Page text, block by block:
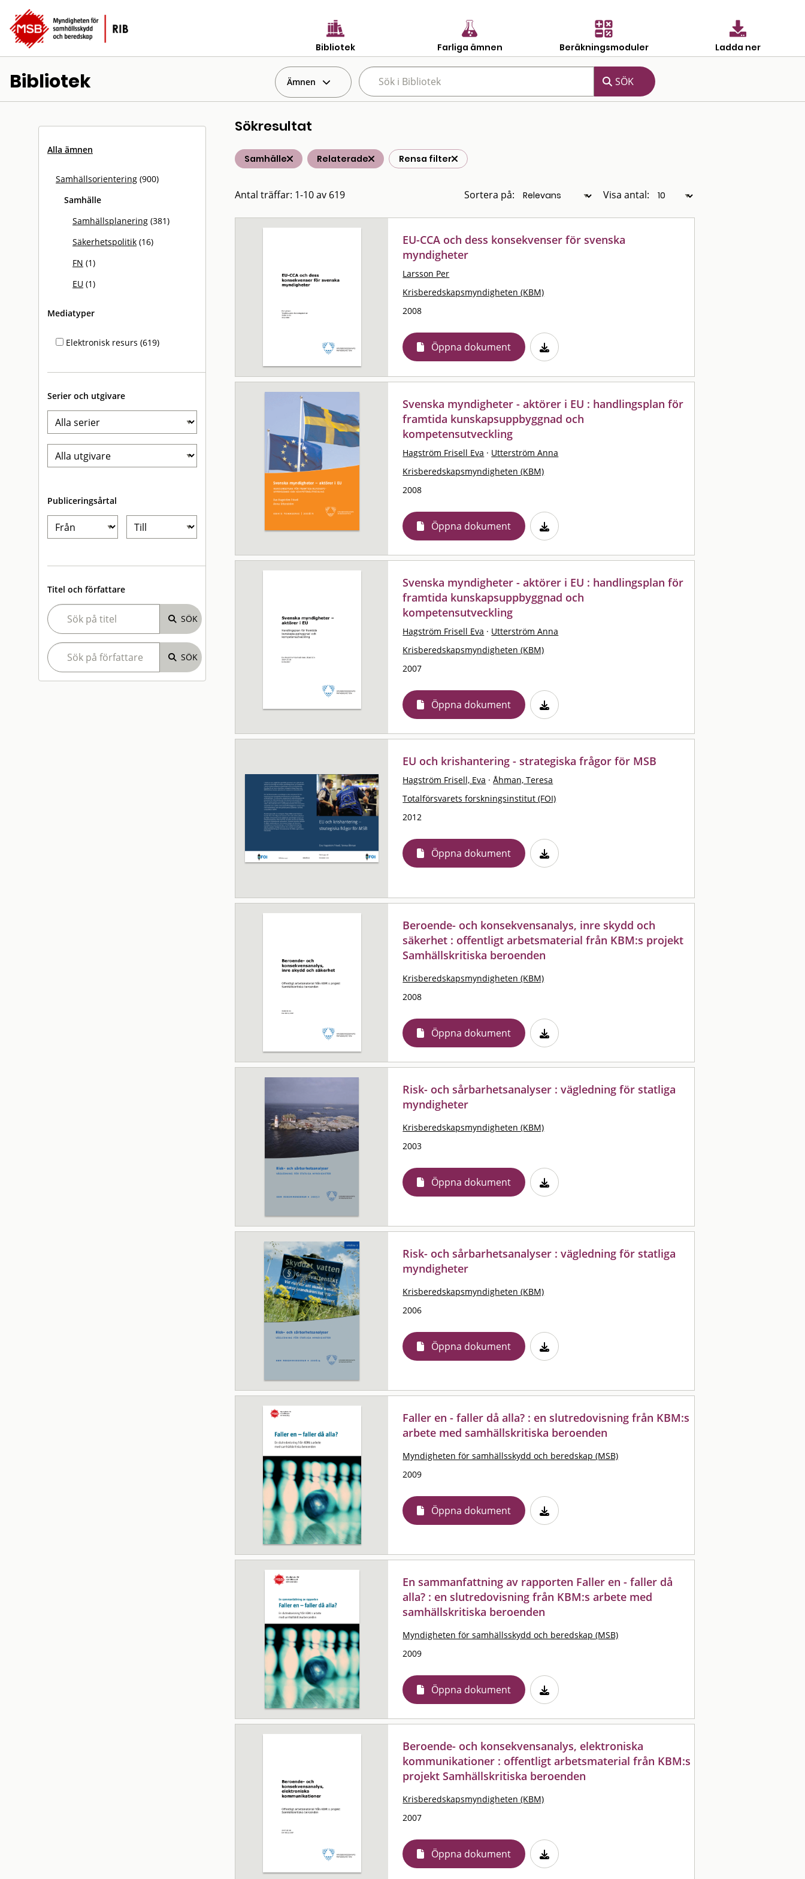
Bibliotek Farliga ämnen Beräkningsmoduler Ladda ner
Bibliotek Ämnen
Alla ämnen
Samhällsorientering (900)
Samhälle
Samhällsplanering (381)
Säkerhetspolitik (16)
FN (1)
EU (1)
Mediatyper
Elektronisk resurs (619)
Serier och utgivare
Publiceringsårtal
Titel och författare
Sökresultat
Samhälle Relaterade Rensa filter
Antal träffar: 1-10 av 619 Sortera på: Visa antal:
EU-CCA och dess konsekvenser för svenska
myndigheter
Larsson Per
Krisberedskapsmyndigheten (KBM)
2008
Öppna dokument
Svenska myndigheter - aktörer i EU : handlingsplan för
framtida kunskapsuppbyggnad och
kompetensutveckling
Hagström Frisell Eva · Utterström Anna
Krisberedskapsmyndigheten (KBM)
2008
Öppna dokument
Svenska myndigheter - aktörer i EU : handlingsplan för
framtida kunskapsuppbyggnad och
kompetensutveckling
Hagström Frisell Eva · Utterström Anna
Krisberedskapsmyndigheten (KBM)
2007
Öppna dokument
EU och krishantering - strategiska frågor för MSB
Hagström Frisell, Eva · Åhman, Teresa
Totalförsvarets forskningsinstitut (FOI)
2012
Öppna dokument
Beroende- och konsekvensanalys, inre skydd och
säkerhet : offentligt arbetsmaterial från KBM:s projekt
Samhällskritiska beroenden
Krisberedskapsmyndigheten (KBM)
2008
Öppna dokument
Risk- och sårbarhetsanalyser : vägledning för statliga
myndigheter
Krisberedskapsmyndigheten (KBM)
2003
Öppna dokument
Risk- och sårbarhetsanalyser : vägledning för statliga
myndigheter
Krisberedskapsmyndigheten (KBM)
2006
Öppna dokument
Faller en - faller då alla? : en slutredovisning från KBM:s
arbete med samhällskritiska beroenden
Myndigheten för samhällsskydd och beredskap (MSB)
2009
Öppna dokument
En sammanfattning av rapporten Faller en - faller då
alla? : en slutredovisning från KBM:s arbete med
samhällskritiska beroenden
Myndigheten för samhällsskydd och beredskap (MSB)
2009
Öppna dokument
Beroende- och konsekvensanalys, elektroniska
kommunikationer : offentligt arbetsmaterial från KBM:s
projekt Samhällskritiska beroenden
Krisberedskapsmyndigheten (KBM)
2007
Öppna dokument